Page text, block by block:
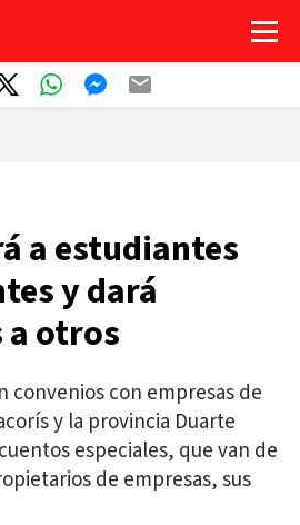
a estudiantes
y dará
a otros
convenios con empresas de
y la provincia Duarte
especiales, que van de
de empresas, sus